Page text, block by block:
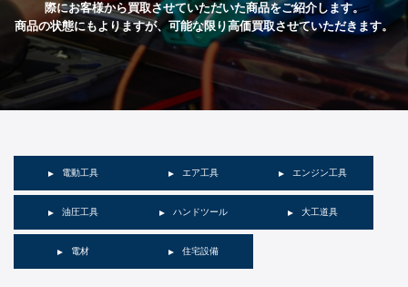
際にお客様から買取させていただいた商品をご紹介します。
商品の状態にもよりますが、可能な限り高価買取させていただきます。
電動工具 エア工具 エンジン工具
油圧工具 ハンドツール 大工道具
電材 住宅設備